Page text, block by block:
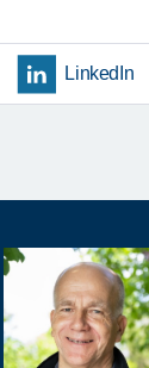
LinkedIn